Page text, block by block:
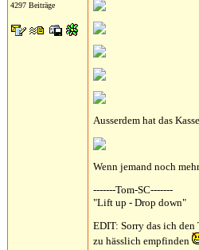
4297 Beiträge
Ausserdem hat das
Wenn jemand noch
-------Tom-SC-------
"Lift up - Drop down"
EDIT: Sorry das ich den
zu hässlich empfinden